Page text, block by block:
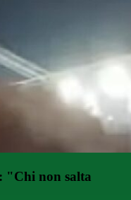
"Chi non salta